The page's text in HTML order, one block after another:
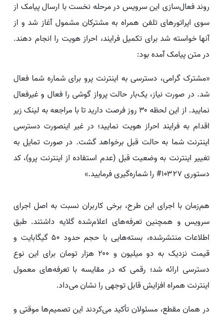
روند فعال‌سازی این سرویس در مرحله نخست با ارسال پیامک از
سوی اپراتورهای تلفن همراه به مشترکان مشمول آغاز شد و از
آنها خواسته شد برای تکمیل فرایند، احراز هویت را انجام دهند.
در متن پیامک آمده بود:
«مشترک گرامی، دسترسی به اینترنت پرو برای شماره شما فعال
شد. در صورت نیاز، یک‌بار حالت پرواز گوشی را فعال و غیرفعال
نمایید. از این لحظه ۳۰ روز فرصت دارید تا با مراجعه به لینک زیر
اقدام به فرایند احراز هویت نمایید؛ در غیر اینصورت دسترسی
اینترنت شما به حالت قبل برخواهد گشت. در صورت تمایل به
تغییر اینترنت به وضعیت قبل (عدم استفاده از اینترنت پرو)، کد
دستوری ۱۰۳۲۷# را شماره‌گیری فرمایید.»
هم‌زمان با اجرای این طرح، برخی کاربران نسبت به اصل اجرای
سرویس و همچنین تعرفه‌های اعلام‌شده گلایه داشتند. طبق
اطلاعات منتشرشده، بسته‌هایی با حجم حدود ۵۰ گیگابایت و
قیمت نزدیک به دو میلیون و ۲۰۰ هزار تومان برای این نوع
دسترسی ارائه شد؛ رقمی که در مقایسه با تعرفه‌های معمول
اینترنت همراه افزایش قابل توجهی را نشان می‌داد.
در همان مقطع، مسئولان تأکید می‌کردند این تصمیم‌ها موقتی و